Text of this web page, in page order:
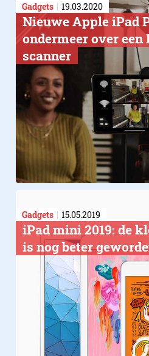
Gadgets 19.03.2020
Nieuwe Apple iPad
ondermeer over een
scanner
Gadgets 15.05.2019
​iPad mini 2019: de
is nog beter